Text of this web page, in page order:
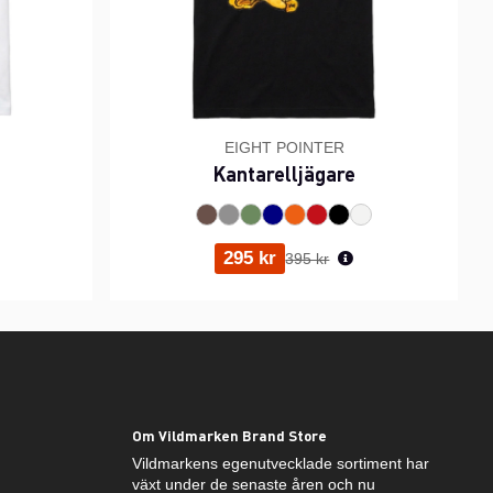
EIGHT POINTER
Kantarelljägare
295 kr Ordinarie pris:
395 kr
Om Vildmarken Brand Store
Vildmarkens egenutvecklade sortiment har
växt under de senaste åren och nu